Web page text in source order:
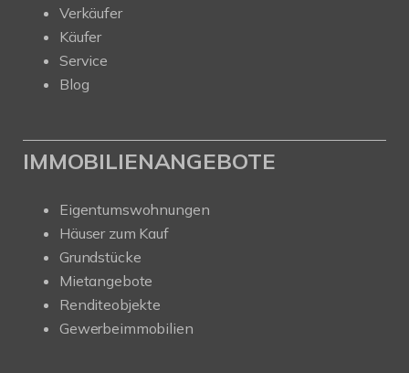
Verkäufer
Käufer
Service
Blog
IMMOBILIENANGEBOTE
Eigentumswohnungen
Häuser zum Kauf
Grundstücke
Mietangebote
Renditeobjekte
Gewerbeimmobilien